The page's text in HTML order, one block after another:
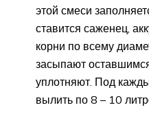
этой смеси
ставится саженец,
корни по всему
засыпают
уплотняют. Под
вылить по 8 – 10